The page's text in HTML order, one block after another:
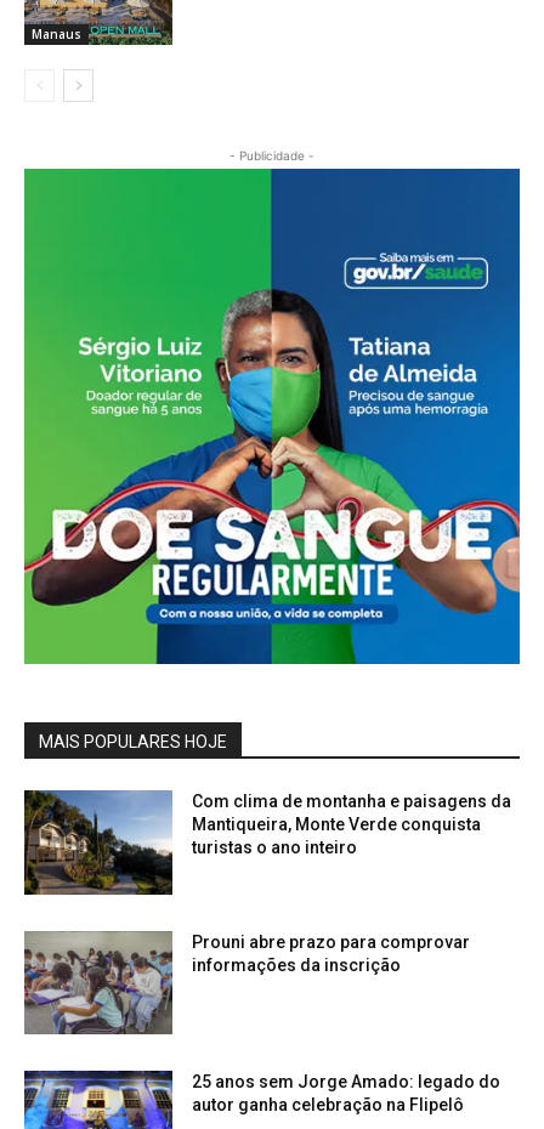
Manaus
- Publicidade -
MAIS POPULARES HOJE
Com clima de montanha e paisagens da
Mantiqueira, Monte Verde conquista
turistas o ano inteiro
Prouni abre prazo para comprovar
informações da inscrição
25 anos sem Jorge Amado: legado do
autor ganha celebração na Flipelô